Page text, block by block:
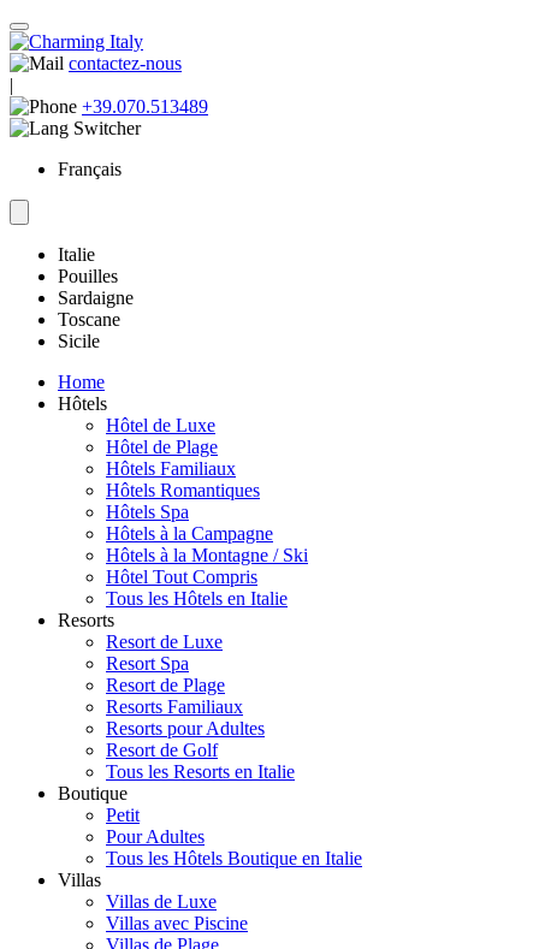
contactez-nous
|
+39.070.513489
Français
Italie
Pouilles
Sardaigne
Toscane
Sicile
Home
Hôtels
Hôtel de Luxe
Hôtel de Plage
Hôtels Familiaux
Hôtels Romantiques
Hôtels Spa
Hôtels à la Campagne
Hôtels à la Montagne / Ski
Hôtel Tout Compris
Tous les Hôtels en Italie
Resorts
Resort de Luxe
Resort Spa
Resort de Plage
Resorts Familiaux
Resorts pour Adultes
Resort de Golf
Tous les Resorts en Italie
Boutique
Petit
Pour Adultes
Tous les Hôtels Boutique en Italie
Villas
Villas de Luxe
Villas avec Piscine
Villas de Plage